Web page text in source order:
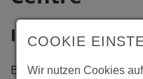
Information
Baujahr: 2010
COOKIE
Wir nutzen Cookies